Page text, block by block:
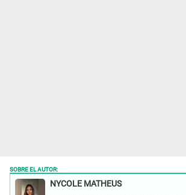
SOBRE EL AUTOR:
NYCOLE MATHEUS